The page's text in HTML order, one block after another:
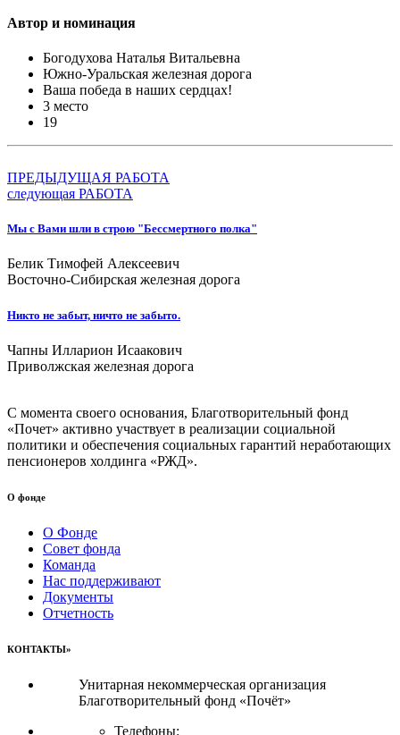
Автор и номинация
Богодухова Наталья Витальевна
Южно-Уральская железная дорога
Ваша победа в наших сердцах!
3 место
19
ПРЕДЫДУЩАЯ РАБОТА
следующая РАБОТА
Мы с Вами шли в строю "Бессмертного полка"
Белик Тимофей Алексеевич
Восточно-Сибирская железная дорога
Никто не забыт, ничто не забыто.
Чапны Илларион Исаакович
Приволжская железная дорога
С момента своего основания, Благотворительный фонд
«Почет» активно участвует в реализации социальной
политики и обеспечения социальных гарантий неработающих
пенсионеров холдинга «РЖД».
О фонде
О Фонде
Совет фонда
Команда
Нас поддерживают
Документы
Отчетность
КОНТАКТЫ»
Унитарная некоммерческая организация
Благотворительный фонд «Почёт»
Телефоны: